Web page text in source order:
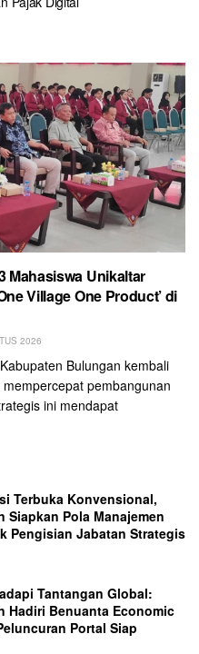
Mahasiswa Unikaltar
Village One Product’ di
2026
Bulungan kembali
pembangunan
ini mendapat
Terbuka Konvensional,
Siapkan Pola Manajemen
Pengisian Jabatan Strategis
Tantangan Global:
Hadiri Benuanta Economic
Portal Siap